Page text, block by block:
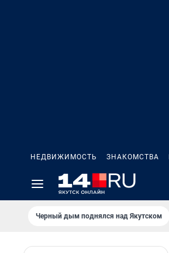
НЕДВИЖИМОСТЬ ЗНАКОМСТВА
Черный дым поднялся над Якутском